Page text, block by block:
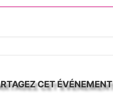
CET ÉVÉNEMENT